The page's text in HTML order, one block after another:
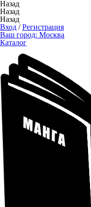
Назад
Назад
Назад
Вход /Регистрация
Ваш город: Москва
Каталог